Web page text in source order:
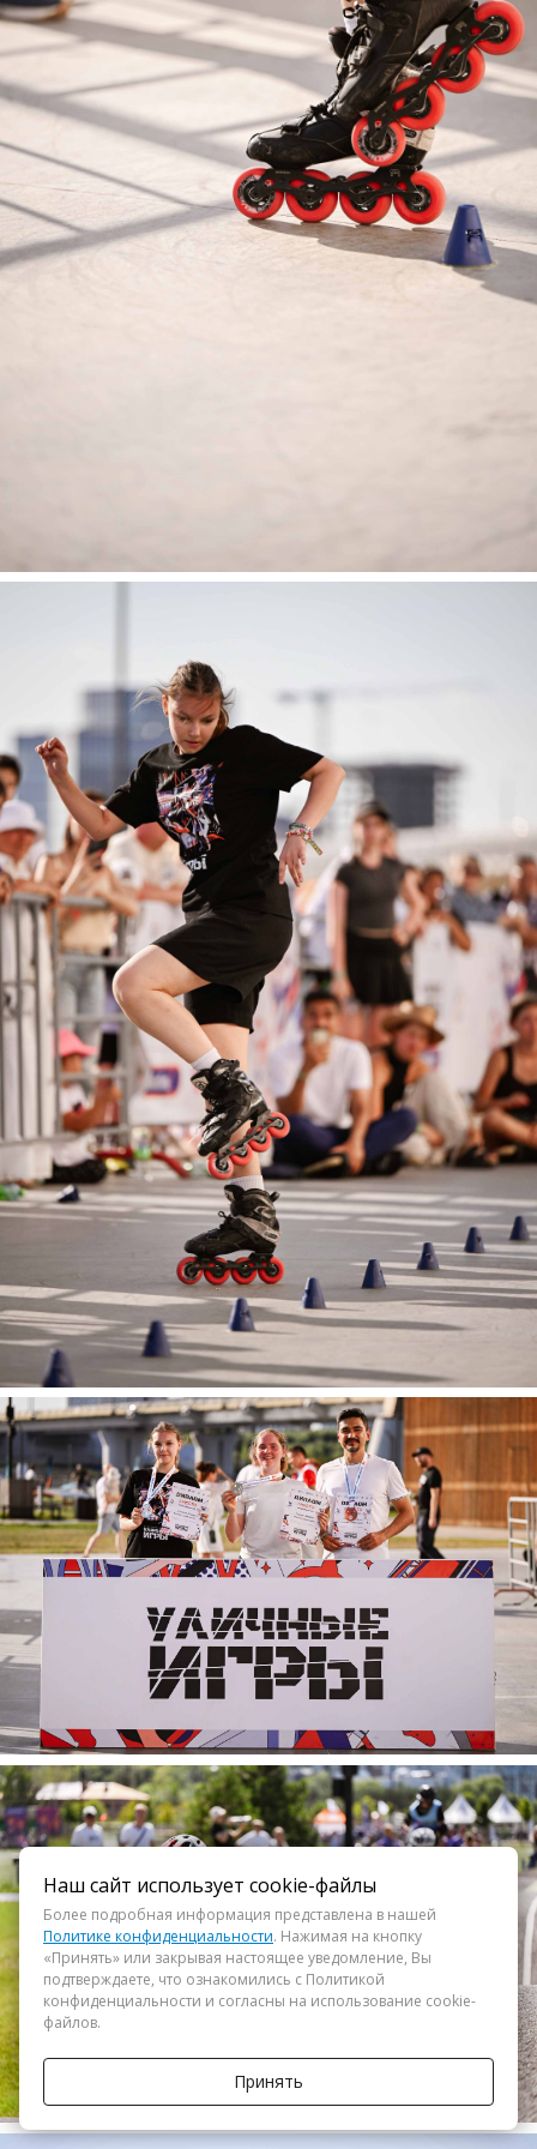
Наш сайт использует cookie-файлы
Более подробная информация представлена в нашей
Политике конфиденциальности. Нажимая на кнопку
«Принять» или закрывая настоящее уведомление, Вы
подтверждаете, что ознакомились с Политикой
конфиденциальности и согласны на использование cookie-
файлов.
Принять